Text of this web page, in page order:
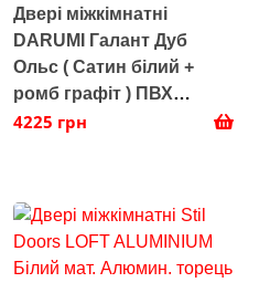
Двері міжкімнатні
DARUMI Галант Дуб
Ольс ( Сатин білий +
ромб графіт ) ПВХ
ELBEGY
4225 грн